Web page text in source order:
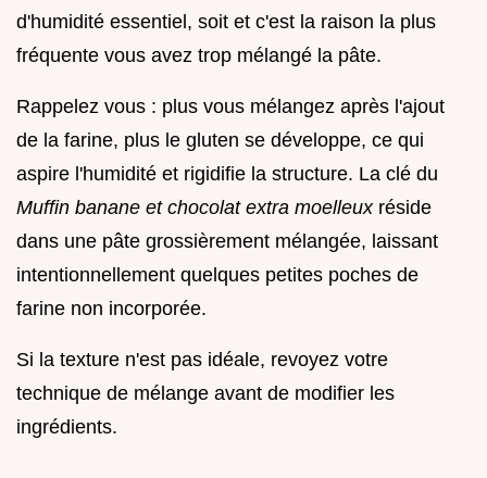
d'humidité essentiel, soit et c'est la raison la plus
fréquente vous avez trop mélangé la pâte.
Rappelez vous : plus vous mélangez après l'ajout
de la farine, plus le gluten se développe, ce qui
aspire l'humidité et rigidifie la structure. La clé du
Muffin banane et chocolat extra moelleux réside
dans une pâte grossièrement mélangée, laissant
intentionnellement quelques petites poches de
farine non incorporée.
Si la texture n'est pas idéale, revoyez votre
technique de mélange avant de modifier les
ingrédients.